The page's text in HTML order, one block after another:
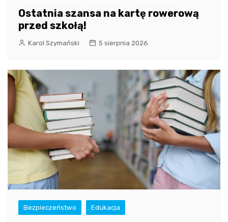
Ostatnia szansa na kartę rowerową
przed szkołą!
Karol Szymański 5 sierpnia 2026
Bezpieczeństwo Edukacja